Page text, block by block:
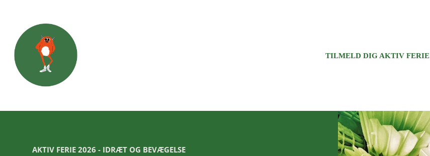
TILMELD DIG AKTIV FERIE
AKTIV FERIE 2026 - IDRÆT OG BEVÆGELSE